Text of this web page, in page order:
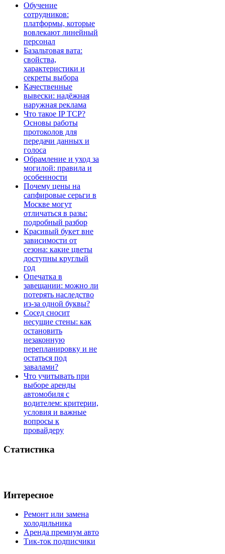
Обучение
сотрудников:
платформы, которые
вовлекают линейный
персонал
Базальтовая вата:
свойства,
характеристики и
секреты выбора
Качественные
вывески: надёжная
наружная реклама
Что такое IP TCP?
Основы работы
протоколов для
передачи данных и
голоса
Обрамление и уход за
могилой: правила и
особенности
Почему цены на
сапфировые серьги в
Москве могут
отличаться в разы:
подробный разбор
Красивый букет вне
зависимости от
сезона: какие цветы
доступны круглый
год
Опечатка в
завещании: можно ли
потерять наследство
из-за одной буквы?
Сосед сносит
несущие стены: как
остановить
незаконную
перепланировку и не
остаться под
завалами?
Что учитывать при
выборе аренды
автомобиля с
водителем: критерии,
условия и важные
вопросы к
провайдеру
Статистика
Интересное
Ремонт или замена
холодильника
Аренда премиум авто
Тик-ток подписчики